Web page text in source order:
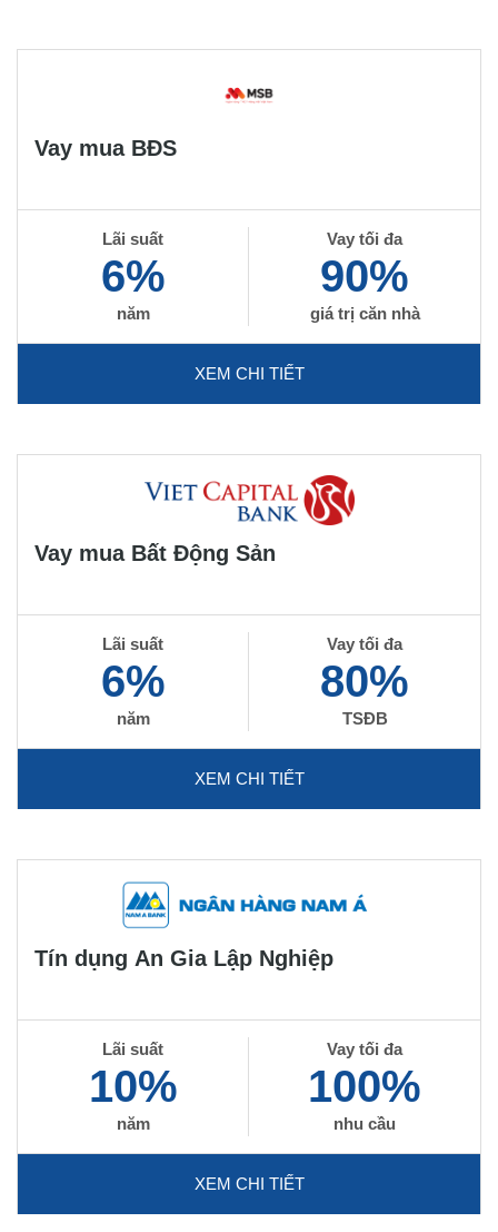
Vay mua BĐS
Lãi suất
6%
năm
Vay tối đa
90%
giá trị căn nhà
XEM CHI TIẾT
Vay mua Bất Động Sản
Lãi suất
6%
năm
Vay tối đa
80%
TSĐB
XEM CHI TIẾT
Tín dụng An Gia Lập Nghiệp
Lãi suất
10%
năm
Vay tối đa
100%
nhu cầu
XEM CHI TIẾT